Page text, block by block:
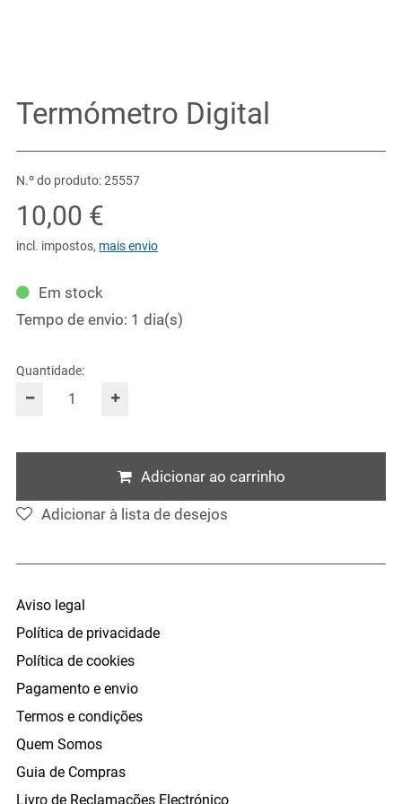
Termómetro Digital
N.º do produto: 25557
10,00 €
incl. impostos, mais envio
Em stock
Tempo de envio: 1 dia(s)
Quantidade:
Adicionar ao carrinho
Adicionar à lista de desejos
Aviso legal
Política de privacidade
Política de cookies
Pagamento e envio
Termos e condições
Quem Somos
Guia de Compras
Livro de Reclamações Electrónico